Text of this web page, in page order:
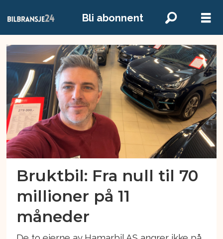
Bli abonnent
Emne:
hamarbil
Bruktbil: Fra null til 70
millioner på 11
måneder